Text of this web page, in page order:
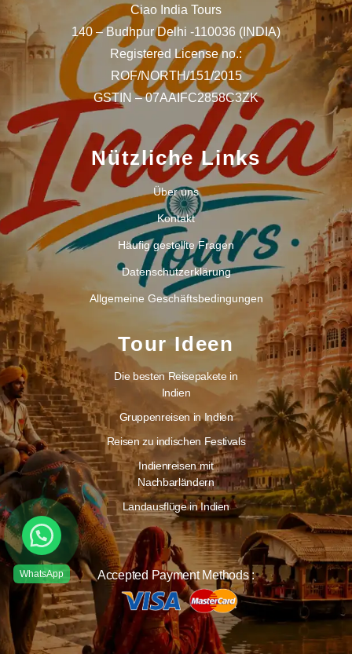
Ciao India Tours
140 – Budhpur Delhi -110036 (INDIA)
Registered License no.:
ROF/NORTH/151/2015
GSTIN – 07AAIFC2858C3ZK
Nützliche Links
Über uns
Kontakt
Häufig gestellte Fragen
Datenschutzerklärung
Allgemeine Geschäftsbedingungen
Tour Ideen
Die besten Reisepakete in
Indien
Gruppenreisen in Indien
Reisen zu indischen Festivals
Indienreisen mit
Nachbarländern
Landausflüge in Indien
Accepted Payment Methods :